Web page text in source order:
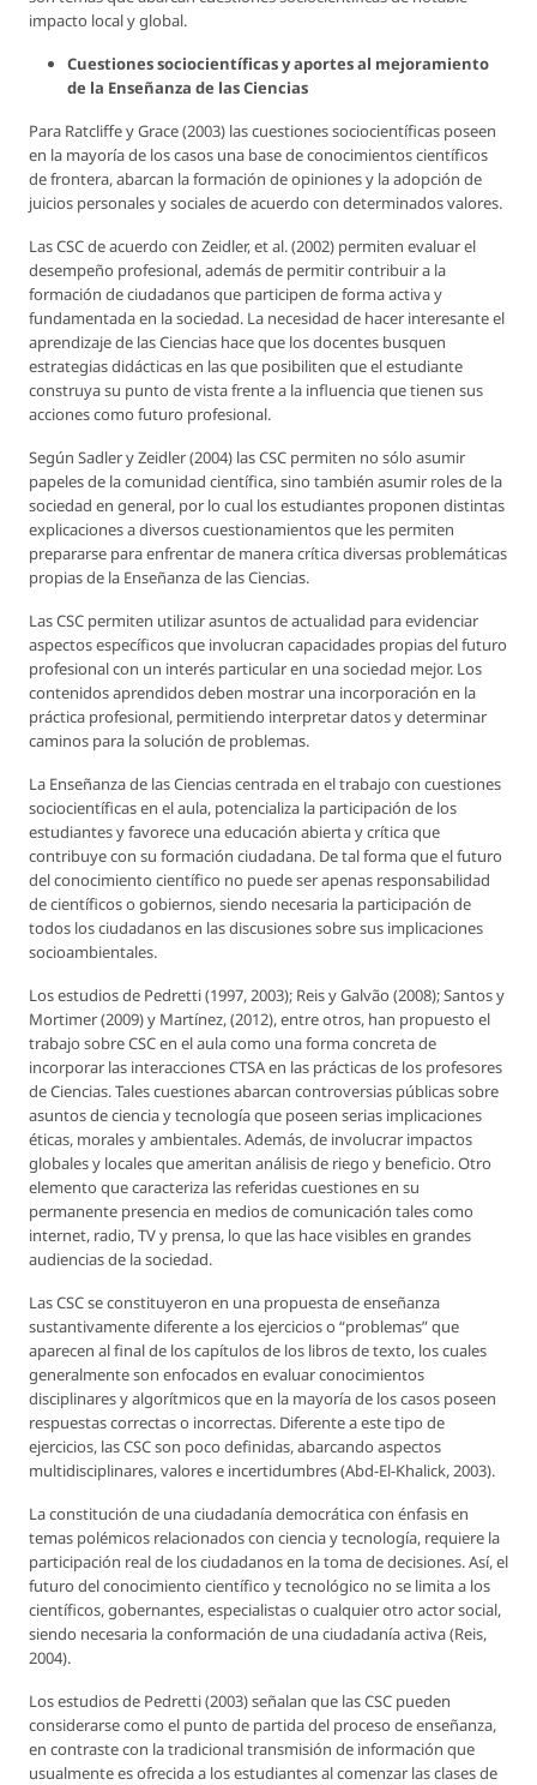
impacto local y global.
Cuestiones sociocientíficas y aportes al mejoramiento
de la Enseñanza de las Ciencias
Para Ratcliffe y Grace (2003) las cuestiones sociocientíficas poseen
en la mayoría de los casos una base de conocimientos científicos
de frontera, abarcan la formación de opiniones y la adopción de
juicios personales y sociales de acuerdo con determinados valores.
Las CSC de acuerdo con Zeidler, et al. (2002) permiten evaluar el
desempeño profesional, además de permitir contribuir a la
formación de ciudadanos que participen de forma activa y
fundamentada en la sociedad. La necesidad de hacer interesante el
aprendizaje de las Ciencias hace que los docentes busquen
estrategias didácticas en las que posibiliten que el estudiante
construya su punto de vista frente a la influencia que tienen sus
acciones como futuro profesional.
Según Sadler y Zeidler (2004) las CSC permiten no sólo asumir
papeles de la comunidad científica, sino también asumir roles de la
sociedad en general, por lo cual los estudiantes proponen distintas
explicaciones a diversos cuestionamientos que les permiten
prepararse para enfrentar de manera crítica diversas problemáticas
propias de la Enseñanza de las Ciencias.
Las CSC permiten utilizar asuntos de actualidad para evidenciar
aspectos específicos que involucran capacidades propias del futuro
profesional con un interés particular en una sociedad mejor. Los
contenidos aprendidos deben mostrar una incorporación en la
práctica profesional, permitiendo interpretar datos y determinar
caminos para la solución de problemas.
La Enseñanza de las Ciencias centrada en el trabajo con cuestiones
sociocientíficas en el aula, potencializa la participación de los
estudiantes y favorece una educación abierta y crítica que
contribuye con su formación ciudadana. De tal forma que el futuro
del conocimiento científico no puede ser apenas responsabilidad
de científicos o gobiernos, siendo necesaria la participación de
todos los ciudadanos en las discusiones sobre sus implicaciones
socioambientales.
Los estudios de Pedretti (1997, 2003); Reis y Galvão (2008); Santos y
Mortimer (2009) y Martínez, (2012), entre otros, han propuesto el
trabajo sobre CSC en el aula como una forma concreta de
incorporar las interacciones CTSA en las prácticas de los profesores
de Ciencias. Tales cuestiones abarcan controversias públicas sobre
asuntos de ciencia y tecnología que poseen serias implicaciones
éticas, morales y ambientales. Además, de involucrar impactos
globales y locales que ameritan análisis de riego y beneficio. Otro
elemento que caracteriza las referidas cuestiones en su
permanente presencia en medios de comunicación tales como
internet, radio, TV y prensa, lo que las hace visibles en grandes
audiencias de la sociedad.
Las CSC se constituyeron en una propuesta de enseñanza
sustantivamente diferente a los ejercicios o “problemas” que
aparecen al final de los capítulos de los libros de texto, los cuales
generalmente son enfocados en evaluar conocimientos
disciplinares y algorítmicos que en la mayoría de los casos poseen
respuestas correctas o incorrectas. Diferente a este tipo de
ejercicios, las CSC son poco definidas, abarcando aspectos
multidisciplinares, valores e incertidumbres (Abd-El-Khalick, 2003).
La constitución de una ciudadanía democrática con énfasis en
temas polémicos relacionados con ciencia y tecnología, requiere la
participación real de los ciudadanos en la toma de decisiones. Así, el
futuro del conocimiento científico y tecnológico no se limita a los
científicos, gobernantes, especialistas o cualquier otro actor social,
siendo necesaria la conformación de una ciudadanía activa (Reis,
2004).
Los estudios de Pedretti (2003) señalan que las CSC pueden
considerarse como el punto de partida del proceso de enseñanza,
en contraste con la tradicional transmisión de información que
usualmente es ofrecida a los estudiantes al comenzar las clases de